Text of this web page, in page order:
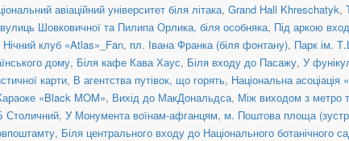
авіаційний університет біля літака, Grand Hall Khreschatyk,
Шовковичної та Пилипа Орлика, біля особняка, Під аркою
Нічний клуб «Atlas»_Fan, пл. Івана Франка (біля фонтану), Парк ім.
дому, Біля кафе Кава Хаус, Біля входу до Пасажу, У
карти, В агентства путівок, що горять, Національна асоціація
«Black MOM», Вихід до МакДональдса, Між виходом з метро
Столичний, У Монумента воїнам-афганцям, м. Поштова площа
, Біля центрального входу до Національного ботанічного